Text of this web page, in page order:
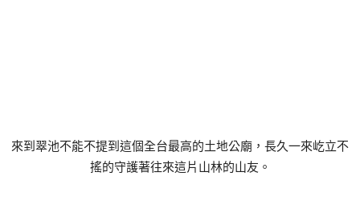
來到翠池不能不提到這個全台最高的土地公廟，長久一來屹立不
搖的守護著往來這片山林的山友。